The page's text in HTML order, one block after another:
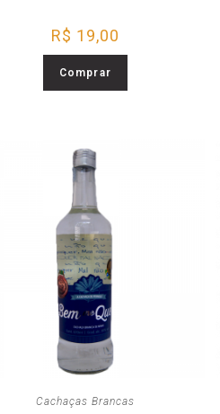
R$ 19,00
Comprar
Cachaças Brancas